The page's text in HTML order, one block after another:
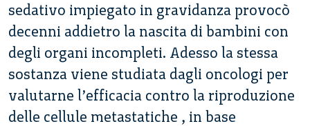
sedativo impiegato in gravidanza provocò
decenni addietro la nascita di bambini con
degli organi incompleti. Adesso la stessa
sostanza viene studiata dagli oncologi per
valutarne l’efficacia contro la riproduzione
delle cellule metastatiche , in base